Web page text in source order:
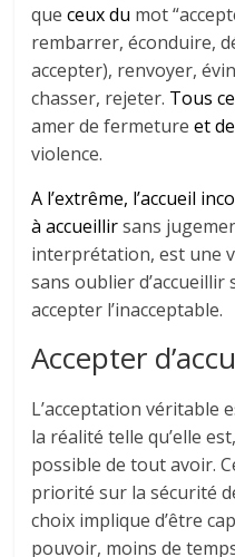
queceux du mot
rembarrer, éconduire,
accepter), renvoyer,
chasser, rejeter. Tous
amer de fermetureet
violence.
A l’extrême, l’accueil
à accueillirsans
interprétation, est une
sans oublier
accepter l’inacceptable.
Accepter
L’acceptation véritable
la réalité telle qu’elle
possible de tout avoir.
priorité sur la sécurité
choix implique d’être
pouvoir, moins de